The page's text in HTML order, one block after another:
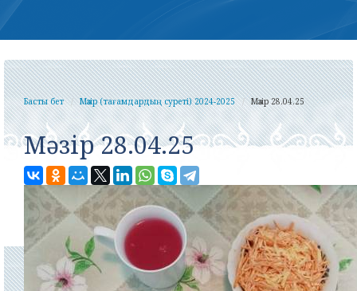
Басты бет Мәзір (тағамдардың суреті) 2024-2025 Мәзір 28.04.25
Мәзір 28.04.25